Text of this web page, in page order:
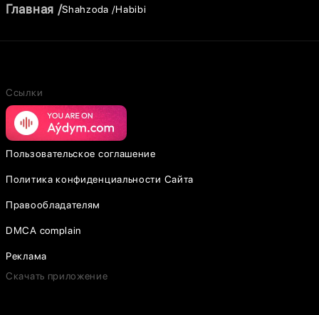
Главная Shahzoda Habibi
Ссылки
Пользовательское соглашение
Политика конфиденциальности Сайта
Правообладателям
DMCA complain
Реклама
Скачать приложение